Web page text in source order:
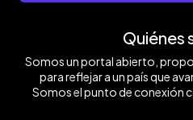
Quiénes
Somos un portal abierto,
para reflejar a un país que
Somos el punto de conexión